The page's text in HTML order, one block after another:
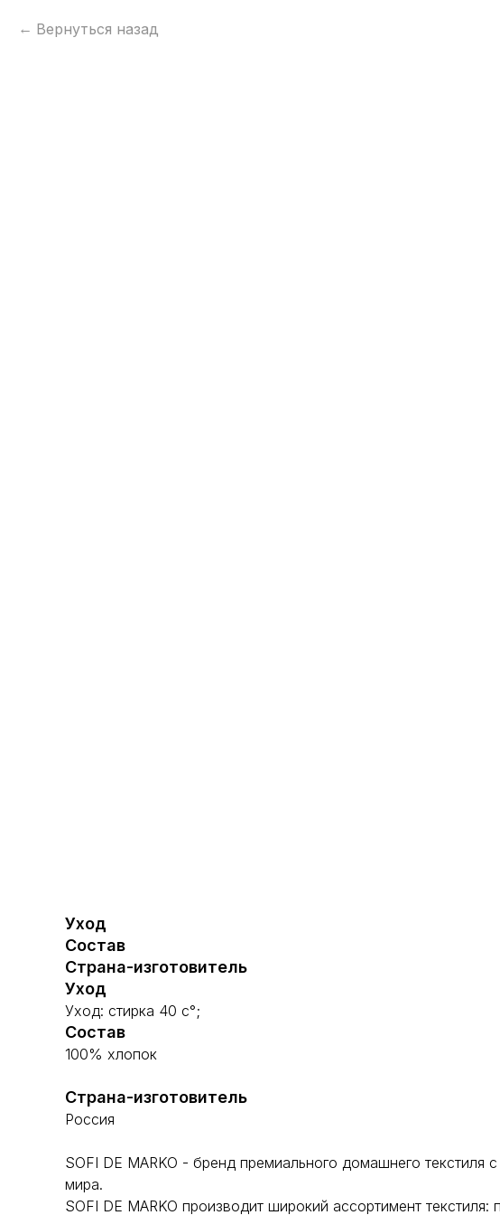
Вернуться назад
Уход
Состав
Страна-изготовитель
Уход
Уход: стирка 40 с°;
Состав
100% хлопок
Страна-изготовитель
Россия
SOFI DE MARKO - бренд премиального домашнего текстиля
мира.
SOFI DE MARKO производит широкий ассортимент